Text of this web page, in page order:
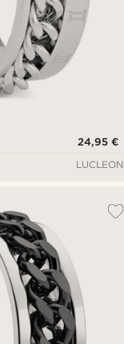
24,95 €
LUCLEON